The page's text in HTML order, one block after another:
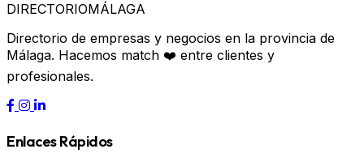
DIRECTORIOMÁLAGA
Directorio de empresas y negocios en la provincia de
Málaga. Hacemos match ❤️ entre clientes y
profesionales.
Enlaces Rápidos